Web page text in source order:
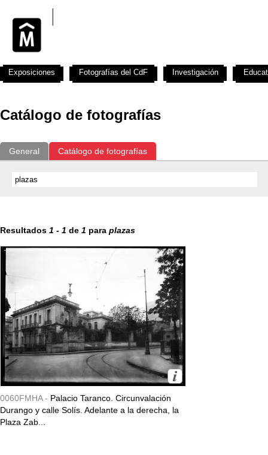
Catálogo de fotografías
General Catálogo de fotografías
Resultados 1 - 1 de 1 para plazas
0060FMHA - Palacio Taranco. Circunvalación
Durango y calle Solís. Adelante a la derecha, la
Plaza Zab...
Exposiciones Fotografías del CdF Investigación